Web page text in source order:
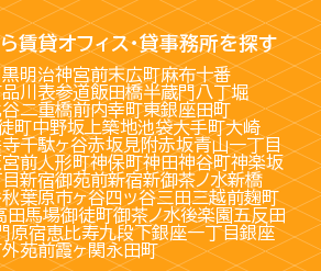
賃貸オフィス・貸事務所を探す
明治神宮前末広町麻布十番
品川 表参道飯田橋半蔵門八丁堀
二重橋前内幸町東銀座田町
町中野坂上築地池袋大手町大崎
千駄ヶ谷赤坂見附赤坂青山一丁目
前人形町神保町神田神谷町神楽坂
新宿御苑前新宿新御茶ノ水新橋
秋葉原市ヶ谷四ッ谷三田三越前麹町
田馬場御徒町御茶ノ水後楽園五反田
原宿恵比寿九段下銀座一丁目銀座
外苑前霞ヶ関永田町